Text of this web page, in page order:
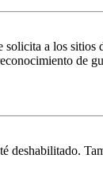
a los sitios
de
deshabilitado.